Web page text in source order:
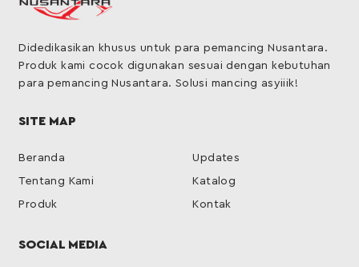
Didedikasikan khusus untuk para pemancing Nusantara.
Produk kami cocok digunakan sesuai dengan kebutuhan
para pemancing Nusantara. Solusi mancing asyiiik!
SITE MAP
Beranda
Tentang Kami
Produk
Updates
Katalog
Kontak
SOCIAL MEDIA